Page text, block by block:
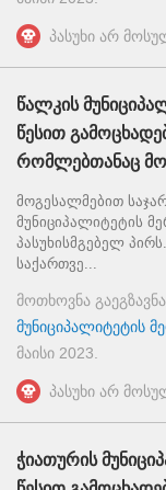
პასუხი არ
წალკის
წესით
რომლებთანაც
მოგესალმებით
მუნიციპალიტეტის
პასუხისმგებელ
საქართვე...
მოთხოვნა
მუნიციპალიტეტის
მაისი 2023
პასუხი არ
ჭიათურის